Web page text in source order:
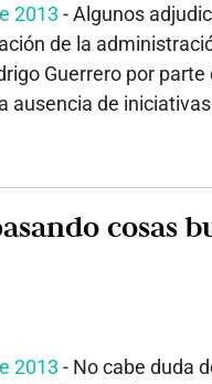
2013 - Algunos
de la
Guerrero por parte
ausencia de
cosas
2013 - No cabe duda